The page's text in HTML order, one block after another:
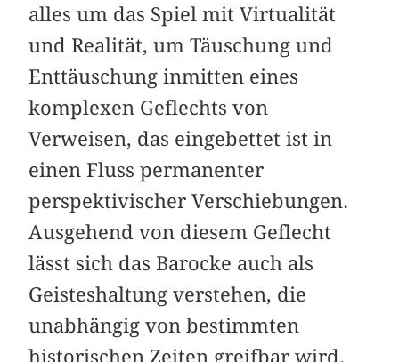
alles um das Spiel mit Virtualität
und Realität, um Täuschung und
Enttäuschung inmitten eines
komplexen Geflechts von
Verweisen, das eingebettet ist in
einen Fluss permanenter
perspektivischer Verschiebungen.
Ausgehend von diesem Geflecht
lässt sich das Barocke auch als
Geisteshaltung verstehen, die
unabhängig von bestimmten
historischen Zeiten greifbar wird.